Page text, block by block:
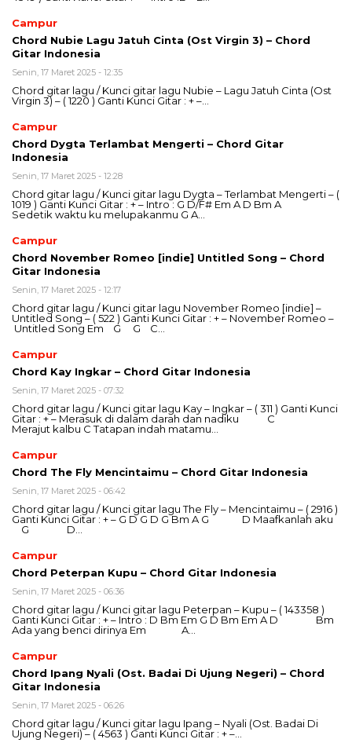
Campur
Chord Nubie Lagu Jatuh Cinta (Ost Virgin 3) – Chord
Gitar Indonesia
Senin, 17 Maret 2025 - 12:35
Chord gitar lagu / Kunci gitar lagu Nubie – Lagu Jatuh Cinta (Ost
Virgin 3) – ( 1220 ) Ganti Kunci Gitar : + –…
Campur
Chord Dygta Terlambat Mengerti – Chord Gitar
Indonesia
Senin, 17 Maret 2025 - 12:28
Chord gitar lagu / Kunci gitar lagu Dygta – Terlambat Mengerti – (
1019 ) Ganti Kunci Gitar : + – Intro : G D/F# Em A D Bm A
Sedetik waktu ku melupakanmu G A…
Campur
Chord November Romeo [indie] Untitled Song – Chord
Gitar Indonesia
Senin, 17 Maret 2025 - 12:17
Chord gitar lagu / Kunci gitar lagu November Romeo [indie] –
Untitled Song – ( 522 ) Ganti Kunci Gitar : + – November Romeo –
Untitled Song Em G G C…
Campur
Chord Kay Ingkar – Chord Gitar Indonesia
Senin, 17 Maret 2025 - 07:32
Chord gitar lagu / Kunci gitar lagu Kay – Ingkar – ( 311 ) Ganti Kunci
Gitar : + – Merasuk di dalam darah dan nadiku C
Merajut kalbu C Tatapan indah matamu…
Campur
Chord The Fly Mencintaimu – Chord Gitar Indonesia
Senin, 17 Maret 2025 - 06:42
Chord gitar lagu / Kunci gitar lagu The Fly – Mencintaimu – ( 2916 )
Ganti Kunci Gitar : + – G D G D G Bm A G D Maafkanlah aku
G D…
Campur
Chord Peterpan Kupu – Chord Gitar Indonesia
Senin, 17 Maret 2025 - 06:36
Chord gitar lagu / Kunci gitar lagu Peterpan – Kupu – ( 143358 )
Ganti Kunci Gitar : + – Intro : D Bm Em G D Bm Em A D Bm
Ada yang benci dirinya Em A…
Campur
Chord Ipang Nyali (Ost. Badai Di Ujung Negeri) – Chord
Gitar Indonesia
Senin, 17 Maret 2025 - 06:26
Chord gitar lagu / Kunci gitar lagu Ipang – Nyali (Ost. Badai Di
Ujung Negeri) – ( 4563 ) Ganti Kunci Gitar : + –…